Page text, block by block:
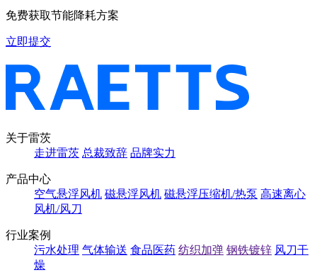
免费获取节能降耗方案
立即提交
关于雷茨
走进雷茨 总裁致辞 品牌实力
产品中心
空气悬浮风机 磁悬浮风机 磁悬浮压缩机/热泵 高速离心
风机/风刀
行业案例
污水处理 气体输送 食品医药 纺织加弹 钢铁镀锌 风刀干
燥